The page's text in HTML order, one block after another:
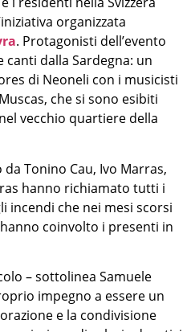
organizzata
. Protagonisti dell’evento
canti dalla Sardegna: un
di Neoneli con i musicisti
che si sono esibiti
vecchio quartiere della
Tonino Cau, Ivo Marras,
hanno richiamato tutti i
incendi che nei mesi scorsi
coinvolto i presenti in
– sottolinea Samuele
impegno a essere un
e la condivisione